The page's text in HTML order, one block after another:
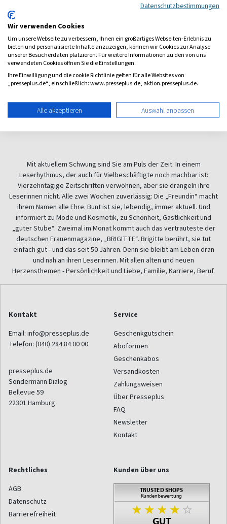
Für Sie
Zeitschrift für die Frau
ab 4,30 €
4,46
Grazia
Style, Fashion, People, News
ab 4,70 €
5,00
Mit aktuellem Schwung sind Sie am Puls der Zeit. In einem
Leserhythmus, der auch für Vielbeschäftigte noch machbar ist:
Vierzehntägige Zeitschriften verwöhnen, aber sie drängeln ihre
Leserinnen nicht. Alle zwei Wochen zuverlässig: Die „Freundin“ macht
ihrem Namen alle Ehre. Bunt ist sie, lebendig, immer aktuell. Und
informiert zu Mode und Kosmetik, zu Schönheit, Gastlichkeit und
„guter Stube“. Zweimal im Monat kommt auch das vertrauteste der
deutschen Frauenmagazine, „BRIGITTE“. Brigitte berührt, sie tut
einfach gut - und das seit 50 Jahren. Denn sie bleibt am Leben dran
und nah an ihren Leserinnen. Mit allen alten und neuen
Herzensthemen - Persönlichkeit und Liebe, Familie, Karriere, Beruf.
Kontakt
Email: info@presseplus.de
Telefon: (040) 284 84 00 00
presseplus.de
Sondermann Dialog
Bellevue 59
22301 Hamburg
Service
Geschenkgutschein
Aboformen
Geschenkabos
Versandkosten
Zahlungsweisen
Über Presseplus
FAQ
Newsletter
Kontakt
Rechtliches
AGB
Datenschutz
Barrierefreiheit
Kunden über uns
Datenschutzbestimmungen
Wir verwenden Cookies
Um unsere Webseite zu verbessern, Ihnen ein großartiges Webseiten-Erlebnis zu
bieten und personalisierte Inhalte anzuzeigen, können wir Cookies zur Analyse
unserer Besucherdaten platzieren. Für weitere Informationen zu den von uns
verwendeten Cookies öffnen Sie die Einstellungen.
Ihre Einwilligung und die cookie Richtlinie gelten für alle Websites von
„presseplus.de“, einschließlich: www.presseplus.de, aktion.presseplus.de.
Alle akzeptieren Auswahl anpassen